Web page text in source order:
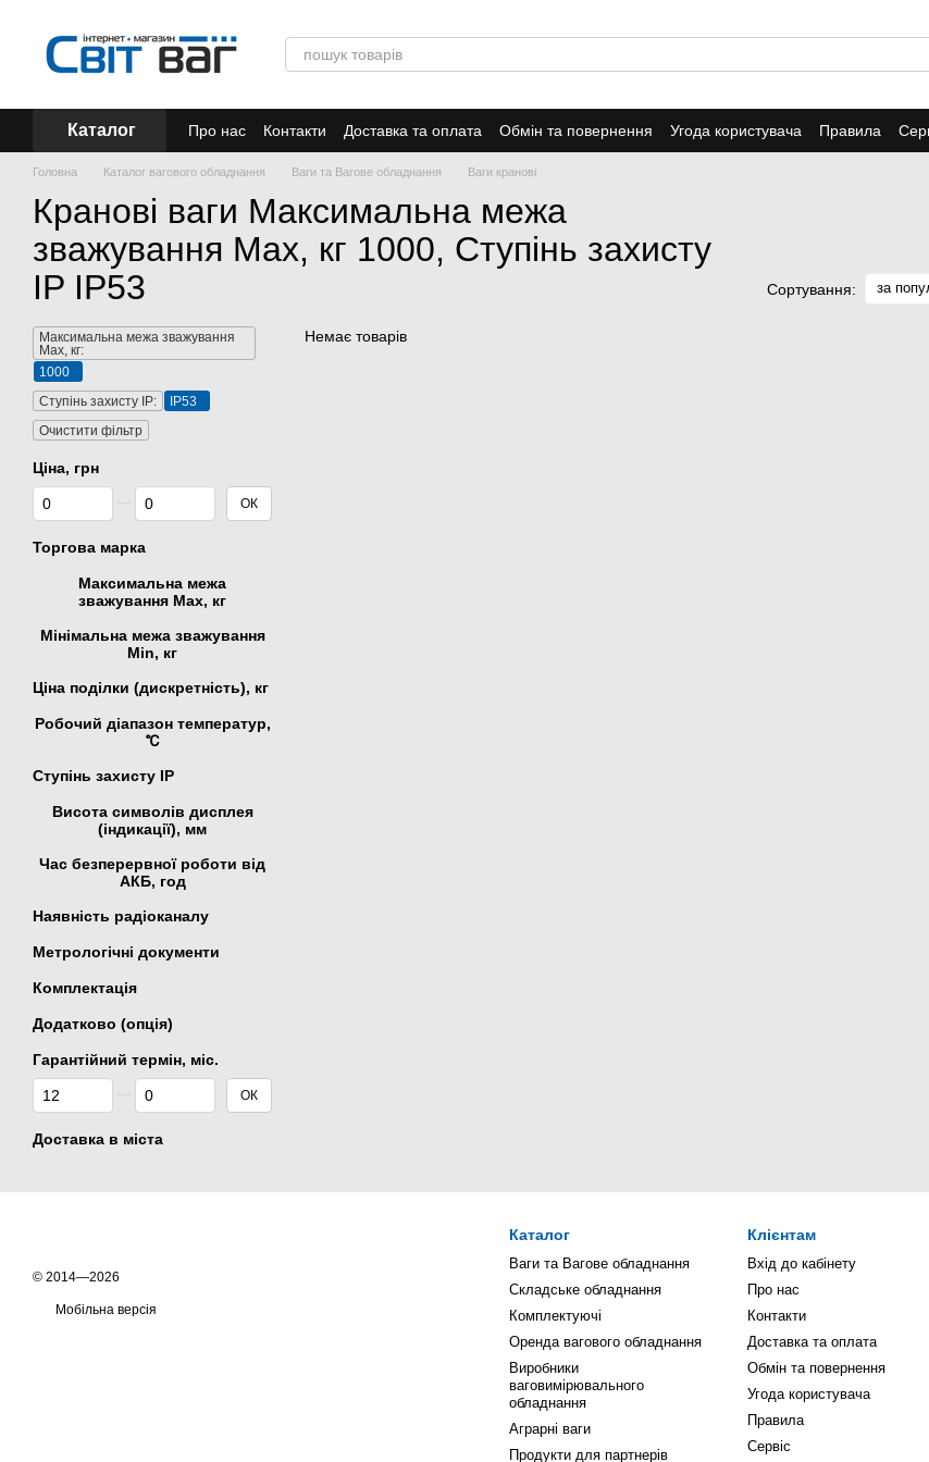
Каталог Про нас Контакти Доставка та оплата Обмін та повернення Угода користувача Правила
Акції
Головна Каталог вагового обладнання Ваги та Вагове обладнання Ваги кранові
Кранові ваги Максимальна межа
зважування Мах, кг 1000, Ступінь захисту
IP IP53
Сортування: за
Немає товарів
Максимальна межа зважування
Мах, кг:
1000
Ступінь захисту IP:
IP53
Очистити фільтр
Ціна, грн
Від Ціна, грн
До Ціна, грн ОК
Торгова марка
Максимальна межа
зважування Мах, кг
Мінімальна межа зважування
Min, кг
Ціна поділки (дискретність), кг
Робочий діапазон температур,
℃
Ступінь захисту IP
Висота символів дисплея
(індикації), мм
Час безперервної роботи від
АКБ, год
Наявність радіоканалу
Метрологічні документи
Комплектація
Додатково (опція)
Гарантійний термін, міс.
Від Гарантійний термін, міс.
До Гарантійний термін, міс. ОК
Доставка в міста
© 2014—2026
Мобільна версія
Каталог
Ваги та Вагове обладнання
Складське обладнання
Комплектуючі
Оренда вагового обладнання
Виробники
ваговимірювального
обладнання
Аграрні ваги
Продукти для партнерів
Клієнтам
Вхід до кабінету
Про нас
Контакти
Доставка та оплата
Обмін та повернення
Угода користувача
Правила
Сервіс